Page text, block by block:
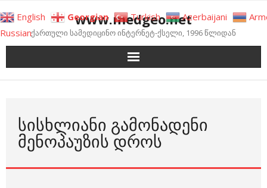
to
content
www.medgeo.net
ქართული სამედიცინო ინტერნეტ-ქსელი, 1996 წლიდან
ᲡᲘᲡᲮᲚᲘᲐᲜᲘ ᲒᲐᲛᲝᲜᲐᲓᲔᲜᲘ
ᲛᲔᲜᲝᲞᲐᲣᲖᲘᲡ ᲓᲠᲝᲡ
English Georgian Turkish Azerbaijani
Russian